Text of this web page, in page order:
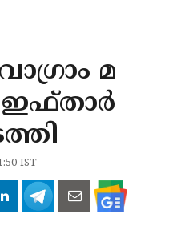
മ
ഇഫ്താർ
IST